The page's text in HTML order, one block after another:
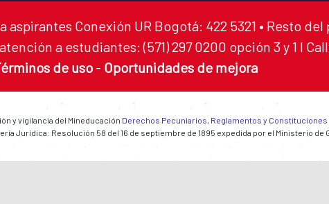
aspirantes Conexión UR Bogotá: 422 5321 • Resto del
a estudiantes: (571) 297 0200 opción 3 y 1 I
de uso - Oportunidades de mejora
y vigilancia del Mineducación Derechos Pecuniarios, Reglamentos y Constituciones
Jurídica: Resolución 58 del 16 de septiembre de 1895 expedida por el Ministerio de